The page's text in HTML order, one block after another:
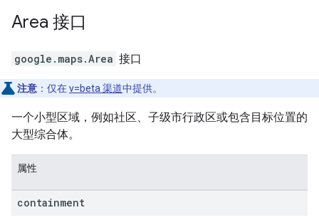
Area 接口
google.maps.Area 接口
注意 ：仅在v=beta 渠道中提供。
一个小型区域，例如社区、子级市行政区或包含目标位置的
大型综合体。
属性
containment